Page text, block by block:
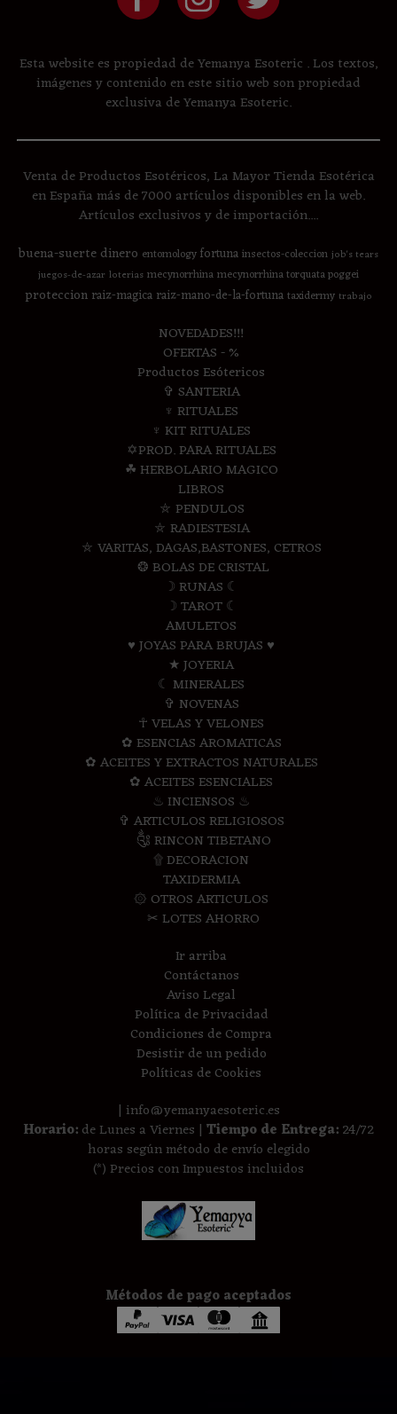
Esta website es propiedad de Yemanya Esoteric . Los textos,
imágenes y contenido en este sitio web son propiedad
exclusiva de Yemanya Esoteric.
Venta de Productos Esotéricos, La Mayor Tienda Esotérica
en España más de 7000 artículos disponibles en la web.
Artículos exclusivos y de importación....
buena-suertedinero entomologyfortunainsectos-coleccion job's tears
juegos-de-azar loterias mecynorrhinamecynorrhina torquata poggei
proteccion raiz-magica raiz-mano-de-la-fortunataxidermy trabajo
NOVEDADES!!!
OFERTAS - %
Productos Esótericos
✞ SANTERIA
♆ RITUALES
♆ KIT RITUALES
✡PROD. PARA RITUALES
☘ HERBOLARIO MAGICO
LIBROS
⛤ PENDULOS
⛤ RADIESTESIA
⛤ VARITAS, DAGAS,BASTONES, CETROS
❂ BOLAS DE CRISTAL
☽ RUNAS ☾
☽ TAROT ☾
AMULETOS
♥ JOYAS PARA BRUJAS ♥
★ JOYERIA
☾ MINERALES
✞ NOVENAS
☥ VELAS Y VELONES
✿ ESENCIAS AROMATICAS
✿ ACEITES Y EXTRACTOS NATURALES
✿ ACEITES ESENCIALES
♨ INCIENSOS ♨
✞ ARTICULOS RELIGIOSOS
༃ RINCON TIBETANO
۩ DECORACION
TAXIDERMIA
۞ OTROS ARTICULOS
✂ LOTES AHORRO
Ir arriba
Contáctanos
Aviso Legal
Política de Privacidad
Condiciones de Compra
Desistir de un pedido
Políticas de Cookies
| info@yemanyaesoteric.es
Horario:de Lunes a Viernes | Tiempo de Entrega:24/72
horas según método de envío elegido
(*) Precios con Impuestos incluidos
Métodos de pago aceptados